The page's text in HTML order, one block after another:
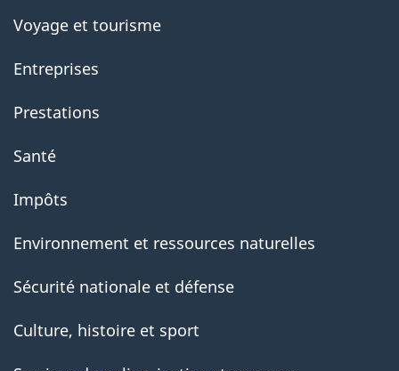
Voyage et tourisme
Entreprises
Prestations
Santé
Impôts
Environnement et ressources naturelles
Sécurité nationale et défense
Culture, histoire et sport